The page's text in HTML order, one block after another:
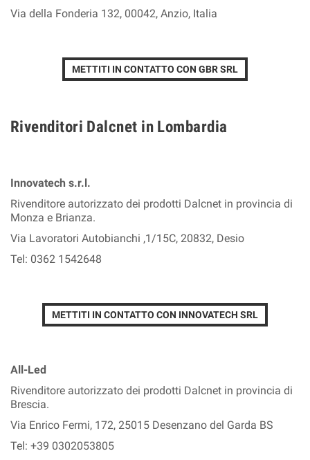
Via della Fonderia 132, 00042, Anzio, Italia
METTITI IN CONTATTO CON GBR SRL
Rivenditori Dalcnet in Lombardia
Innovatech s.r.l.
Rivenditore autorizzato dei prodotti Dalcnet in provincia di
Monza e Brianza.
Via Lavoratori Autobianchi ,1/15C, 20832, Desio
Tel: 0362 1542648
METTITI IN CONTATTO CON INNOVATECH SRL
All-Led
Rivenditore autorizzato dei prodotti Dalcnet in provincia di
Brescia.
Via Enrico Fermi, 172, 25015 Desenzano del Garda BS
Tel: +39 0302053805